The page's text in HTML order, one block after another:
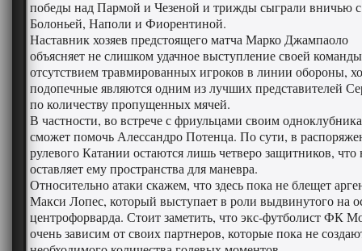
победы над Пармой и Чезеной и трижды сыграли вничью с
Болоньей, Наполи и Фиорентиной.
Наставник хозяев предстоящего матча Марко Джампаоло
объясняет не слишком удачное выступление своей команды
отсутствием травмированных игроков в линии обороны,
подопечные являются одним из лучших представителей
по количеству пропущенных мячей.
В частности, во встрече с фриульцами своим
сможет помочь Алессандро Потенца. По сути, в
рулевого Катании остаются лишь четверо защитников, что
оставляет ему пространства для маневра.
Относительно атаки скажем, что здесь пока не блещет
Макси Лопес, который выступает в роли выдвинутого на
центрофорварда. Стоит заметить, что экс-футболист ФК
очень зависим от своих партнеров, которые пока не